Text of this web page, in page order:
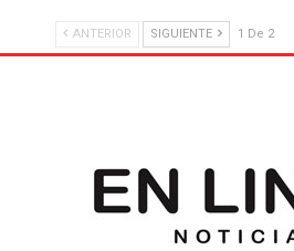
ANTERIOR SIGUIENTE 1 De 2